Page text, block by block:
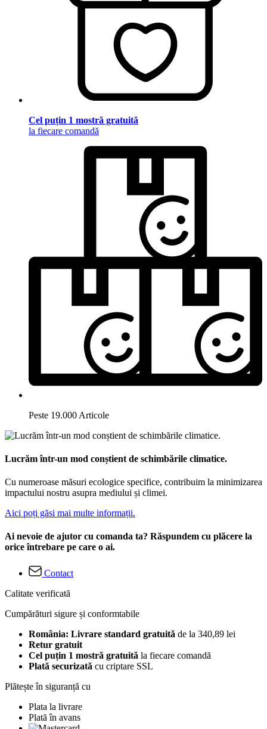
Cel puțin 1 mostră gratuită
la fiecare comandă
Peste 19.000 Articole
Lucrăm într-un mod conștient de schimbările climatice.
Cu numeroase măsuri ecologice specifice, contribuim la minimizarea
impactului nostru asupra mediului și climei.
Aici poți găsi mai multe informații.
Ai nevoie de ajutor cu comanda ta? Răspundem cu plăcere la
orice întrebare pe care o ai.
Contact
Calitate verificată
Cumpărături sigure și conformtabile
România: Livrare standard gratuită de la 340,89 lei
Retur gratuit
Cel puțin 1 mostră gratuită la fiecare comandă
Plată securizată cu criptare SSL
Plătește în siguranță cu
Plata la livrare
Plată în avans